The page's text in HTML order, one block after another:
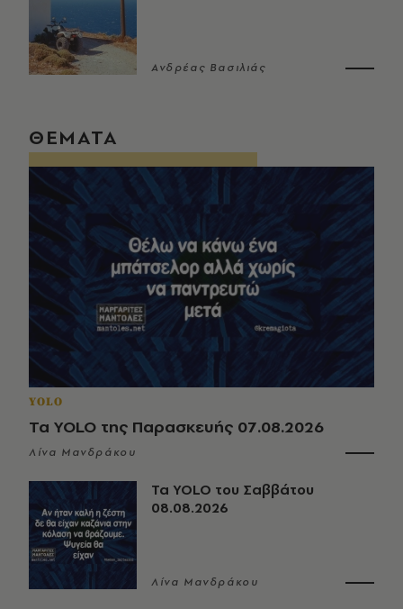
Ανδρέας Βασιλιάς
ΘΕΜΑΤΑ
YOLO
Τα YOLO της Παρασκευής 07.08.2026
Λίνα Μανδράκου
Τα YOLO του Σαββάτου
08.08.2026
Λίνα Μανδράκου